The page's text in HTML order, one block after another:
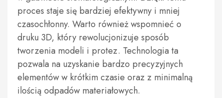
proces staje się bardziej efektywny i mniej
czasochłonny. Warto również wspomnieć o
druku 3D, który rewolucjonizuje sposób
tworzenia modeli i protez. Technologia ta
pozwala na uzyskanie bardzo precyzyjnych
elementów w krótkim czasie oraz z minimalną
ilością odpadów materiałowych.